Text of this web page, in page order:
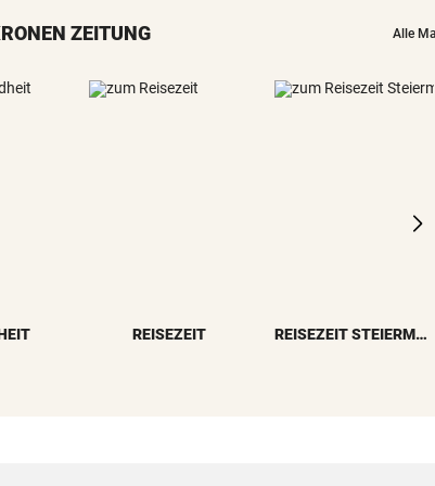
BUNDESLIGA IM TICKER
Überraschende Gründe:
Strafe für Lenker
ZEITUNG Alle
REISEZEIT REISEZEIT STEIERMARK